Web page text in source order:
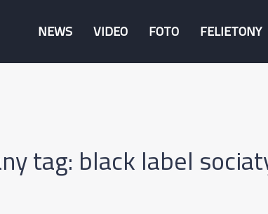
NEWS VIDEO FOTO FELIETONY
tag: black label